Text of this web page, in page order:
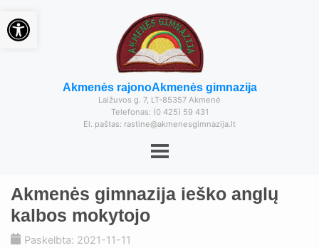
Akmenės rajonoAkmenės gimnazija
Laižuvos g. 7, LT-85357 Akmenė
Telefonas: (0 425) 59 431
El. paštas: rastine@akmenesgimnazija.lt
Akmenės gimnazija ieško anglų
kalbos mokytojo
Paskelbta: 2021-11-11
Open toolbar